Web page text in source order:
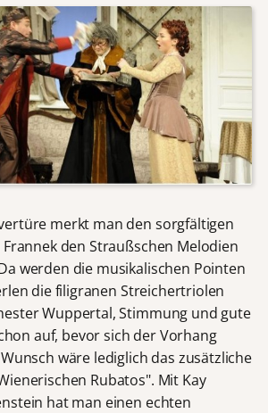
merkt man den sorgfältigen
den Straußschen Melodien
werden die musikalischen Pointen
die filigranen Streichertriolen
Wuppertal, Stimmung und gute
auf, bevor sich der Vorhang
wäre lediglich das zusätzliche
Rubatos". Mit Kay
hat man einen echten